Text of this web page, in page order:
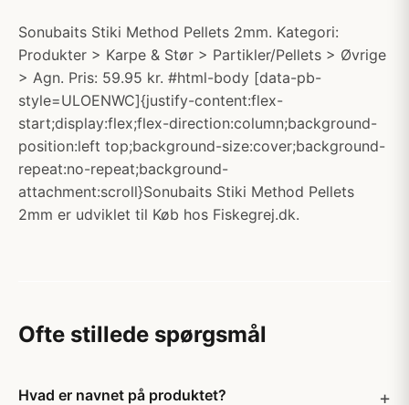
Sonubaits Stiki Method Pellets 2mm. Kategori:
Produkter > Karpe & Stør > Partikler/Pellets > Øvrige
> Agn. Pris: 59.95 kr. #html-body [data-pb-
style=ULOENWC]{justify-content:flex-
start;display:flex;flex-direction:column;background-
position:left top;background-size:cover;background-
repeat:no-repeat;background-
attachment:scroll}Sonubaits Stiki Method Pellets
2mm er udviklet til Køb hos Fiskegrej.dk.
Ofte stillede spørgsmål
Hvad er navnet på produktet?